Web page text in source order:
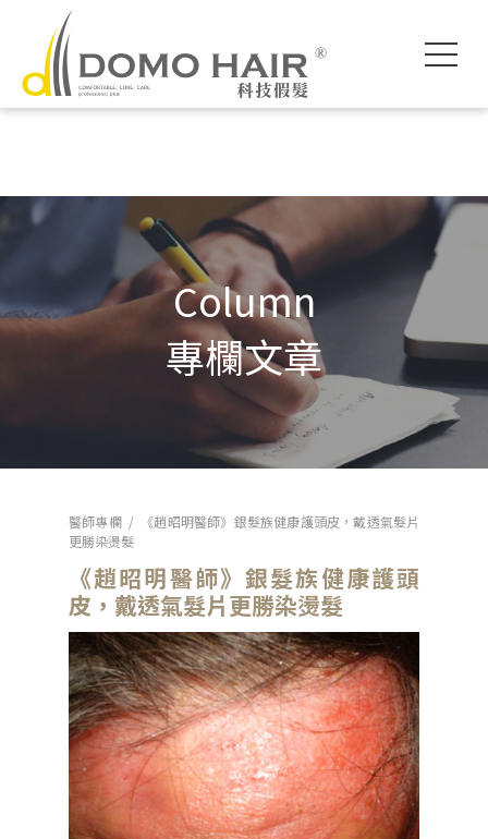
Column
專欄文章
醫師專欄 /
《趙昭明醫師》銀髮族健康護頭皮，戴透氣髮片
更勝染燙髮
《趙昭明醫師》銀髮族健康護頭
皮，戴透氣髮片更勝染燙髮